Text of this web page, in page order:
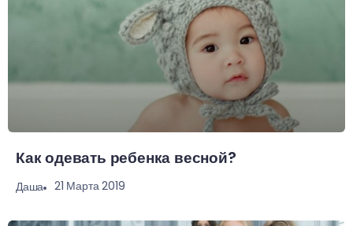
Как одевать ребенка весной?
Даша 21 Марта 2019